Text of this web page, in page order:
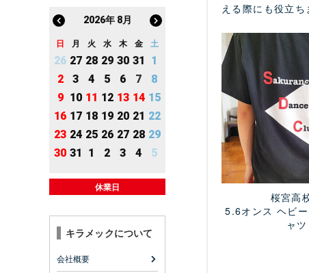
2026年 8月
日 月 火 水 木 金 土
26 27 28 29 30 31
1
2
3 4 5 6 7
8
9 10 11 12 13 14 15
16 17 18 19 20 21 22
23 24 25 26 27 28 29
30 31 1 2 3 4 5
休業日
キラメックについて
会社概要
える際にも役立ち
桜宮高
5.6オンス ヘビ
ャツ